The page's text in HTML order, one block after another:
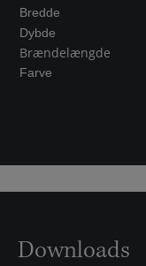
Bredde
Dybde
Brændelængde
Farve
Downloads